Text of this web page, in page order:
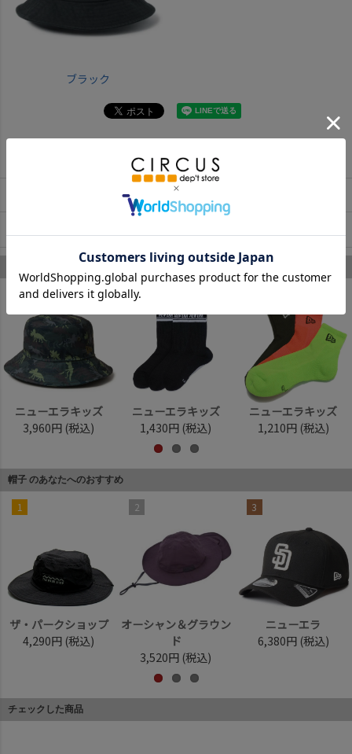
ブラック
ニューエラキッズ のあなたへのおすすめ
1
ニューエラキッズ
3,960円 (税込)
2
ニューエラキッズ
1,430円 (税込)
ニューエラキッズ
1,210円 (税込)
帽子 のあなたへのおすすめ
1
ザ・パークショップ
4,290円 (税込)
2
オーシャン＆グラウン
ド
3,520円 (税込)
3
ニューエラ
6,380円 (税込)
チェックした商品